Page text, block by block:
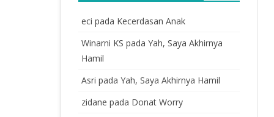
eci pada Kecerdasan Anak
Winarni KS pada Yah, Saya Akhirnya
Hamil
Asri pada Yah, Saya Akhirnya Hamil
zidane pada Donat Worry